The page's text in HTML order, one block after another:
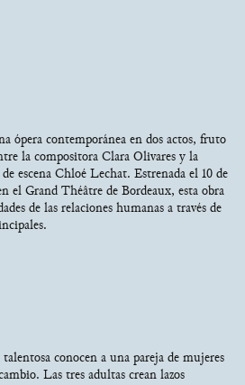
ópera contemporánea en dos actos, fruto
la compositora Clara Olivares y la
escena Chloé Lechat. Estrenada el 10 de
el Grand Théâtre de Bordeaux, esta obra
de las relaciones humanas a través de
conocen a una pareja de mujeres
Las tres adultas crean lazos